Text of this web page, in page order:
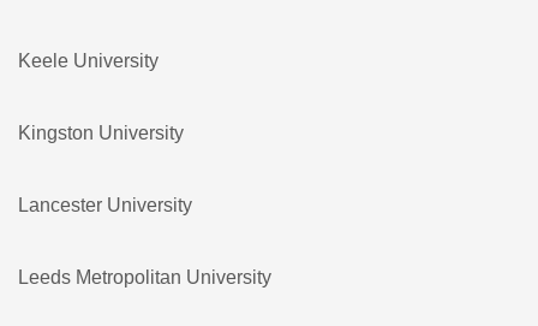
Keele University
Kingston University
Lancester University
Leeds Metropolitan University